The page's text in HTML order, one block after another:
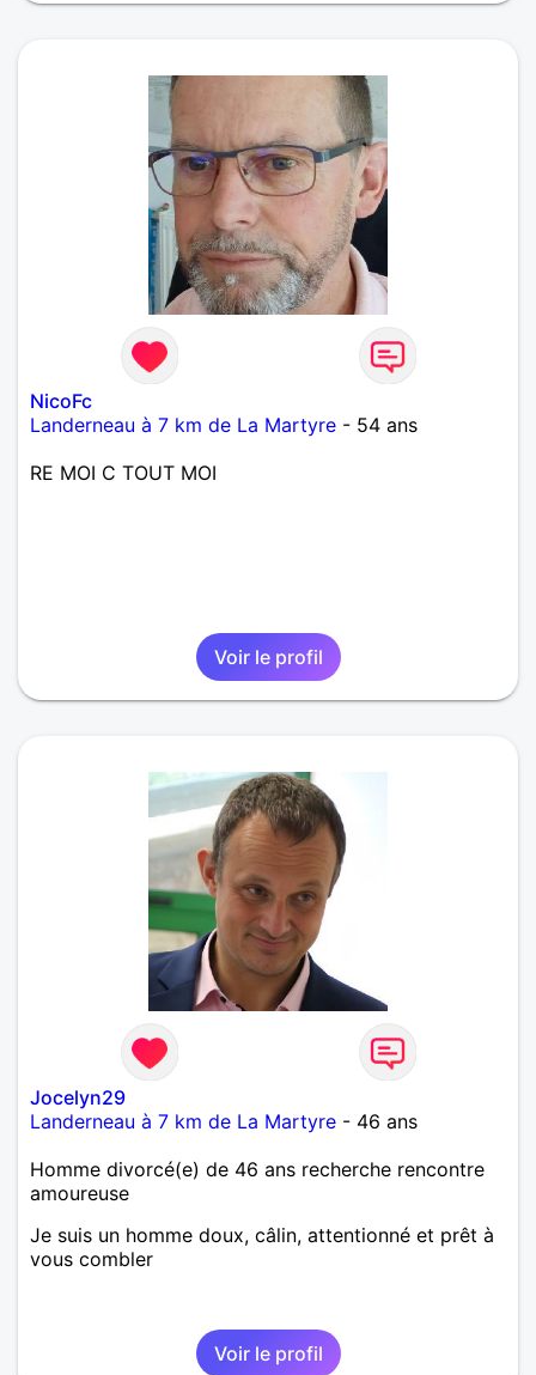
NicoFc
Landerneau à 7 km de La Martyre - 54 ans
RE MOI C TOUT MOI
Voir le profil
Jocelyn29
Landerneau à 7 km de La Martyre - 46 ans
Homme divorcé(e) de 46 ans recherche rencontre
amoureuse
Je suis un homme doux, câlin, attentionné et prêt à
vous combler
Voir le profil